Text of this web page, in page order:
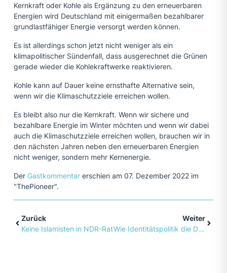
Kernkraft oder Kohle als Ergänzung zu den erneuerbaren
Energien wird Deutschland mit einigermaßen bezahlbarer
grundlastfähiger Energie versorgt werden können.
Es ist allerdings schon jetzt nicht weniger als ein
klimapolitischer Sündenfall, dass ausgerechnet die Grünen
gerade wieder die Kohlekraftwerke reaktivieren.
Kohle kann auf Dauer keine ernsthafte Alternative sein,
wenn wir die Klimaschutzziele erreichen wollen.
Es bleibt also nur die Kernkraft. Wenn wir sichere und
bezahlbare Energie im Winter möchten und wenn wir dabei
auch die Klimaschutzziele erreichen wollen, brauchen wir in
den nächsten Jahren neben den erneuerbaren Energien
nicht weniger, sondern mehr Kernenergie.
Der Gastkommentarerschien am 07. Dezember 2022 im
"ThePioneer".
Zurück
Keine Islamisten in NDR-Rat
Weiter
Wie Identitätspolitik die Demokratie verändert